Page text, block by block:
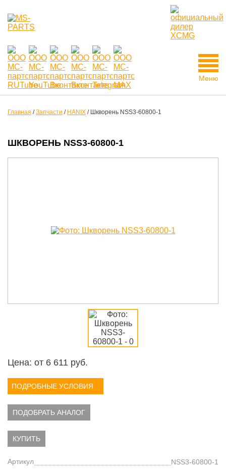
Меню
Главная /Запчасти / HANIX / Шкворень NSS3-60800-1
ШКВОРЕНЬ NSS3-60800-1
Цена: от 6 611 руб.
ПОДРОБНЫЕ УСЛОВИЯ
ПОДОБРАТЬ АНАЛОГ
КУПИТЬ
Артикул NSS3-60800-1